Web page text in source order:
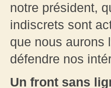
notre président,
indiscrets sont
que nous aurons
défendre nos
Un front sans